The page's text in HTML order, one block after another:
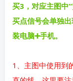
买3，对应主图中
买点信号会单独
装电脑➕手机。
1、主图中使用到